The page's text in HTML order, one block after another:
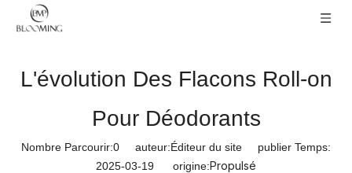
L'évolution Des Flacons Roll-on
Pour Déodorants
Nombre Parcourir:0 auteur:Éditeur du site publier Temps:
2025-03-19 origine:Propulsé